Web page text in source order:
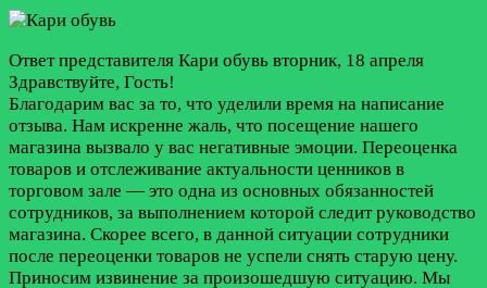
Ответ представителя Кари обувь вторник, 18 апреля
Здравствуйте, Гость!
Благодарим вас за то, что уделили время на написание
отзыва. Нам искренне жаль, что посещение нашего
магазина вызвало у вас негативные эмоции. Переоценка
товаров и отслеживание актуальности ценников в
торговом зале — это одна из основных обязанностей
сотрудников, за выполнением которой следит руководство
магазина. Скорее всего, в данной ситуации сотрудники
после переоценки товаров не успели снять старую цену.
Приносим извинение за произошедшую ситуацию. Мы